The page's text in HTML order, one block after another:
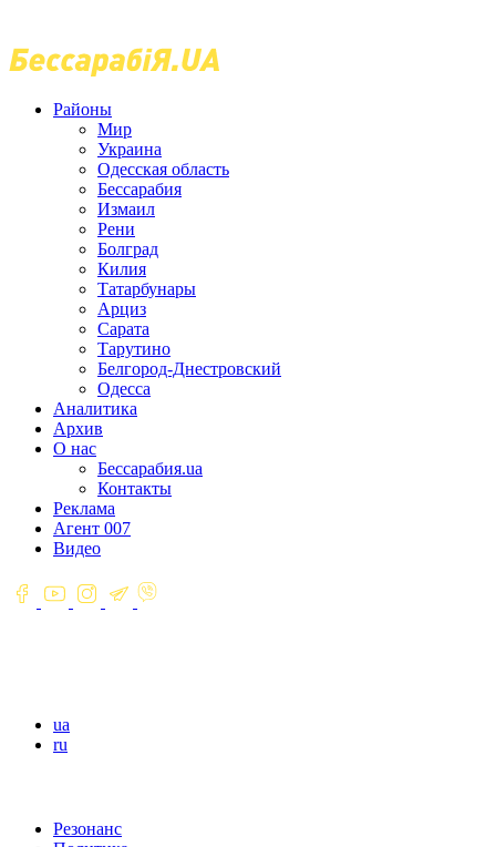
Районы
Мир
Украина
Одесская область
Бессарабия
Измаил
Рени
Болград
Килия
Татарбунары
Арциз
Сарата
Тарутино
Белгород-Днестровский
Одесса
Аналитика
Архив
О нас
Бессарабия.ua
Контакты
Реклама
Агент 007
Видео
ua
ru
Резонанс